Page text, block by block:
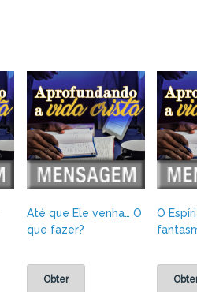
Até que Ele venha… O
que fazer?
Obter
O